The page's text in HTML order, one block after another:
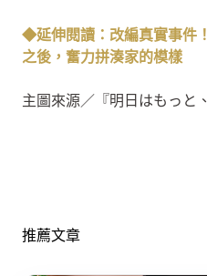
◆延伸閱讀：改編真實事件
之後，奮力拼湊家的模樣
主圖來源／『明日はもっと
推薦文章